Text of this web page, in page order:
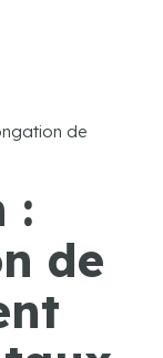
de
:
de